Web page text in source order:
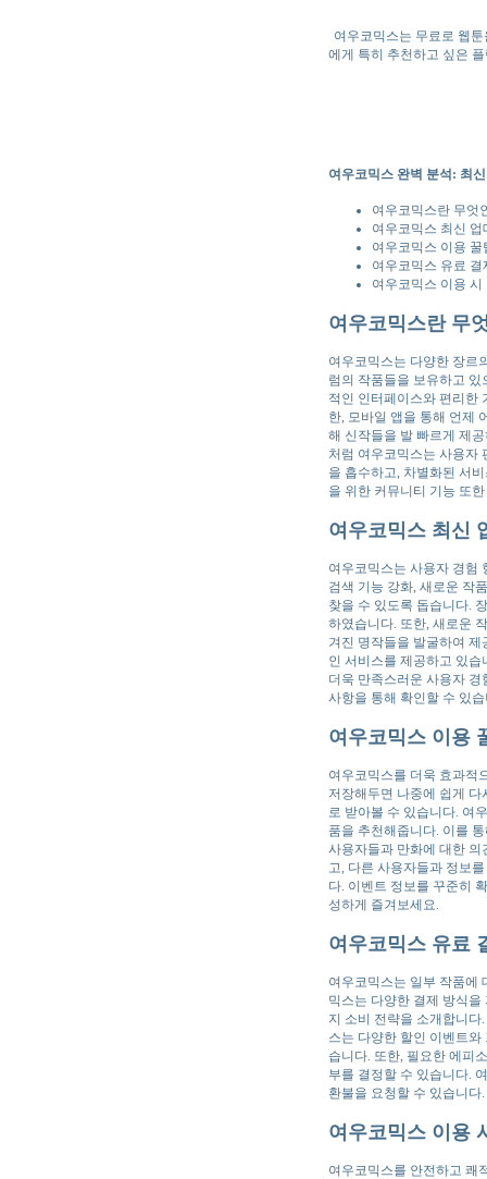
여우코믹스는 무료로 웹
에게 특히 추천하고 싶은
여우코믹스 완벽 분석: 최
여우코믹스란 무엇
여우코믹스 최신
여우코믹스 이용
여우코믹스 유료
여우코믹스 이용
여우코믹스란 무
여우코믹스는 다양한 장르
럼의 작품들을 보유하고
적인 인터페이스와 편리한
한, 모바일 앱을 통해 언제
해 신작들을 발 빠르게 제
처럼 여우코믹스는 사용자
을 흡수하고, 차별화된 서
을 위한 커뮤니티 기능 또
여우코믹스 최신
여우코믹스는 사용자 경험
검색 기능 강화, 새로운 작
찾을 수 있도록 돕습니다.
하였습니다. 또한, 새로운
겨진 명작들을 발굴하여
인 서비스를 제공하고 있
더욱 만족스러운 사용자
사항을 통해 확인할 수 있
여우코믹스 이용
여우코믹스를 더욱 효과적
저장해두면 나중에 쉽게
로 받아볼 수 있습니다. 여
품을 추천해줍니다. 이를
사용자들과 만화에 대한
고, 다른 사용자들과 정보
다. 이벤트 정보를 꾸준히
성하게 즐겨보세요.
여우코믹스 유료
여우코믹스는 일부 작품에
믹스는 다양한 결제 방식
지 소비 전략을 소개합니
스는 다양한 할인 이벤트
습니다. 또한, 필요한 에피
부를 결정할 수 있습니다.
환불을 요청할 수 있습니
여우코믹스 이용
여우코믹스를 안전하고 쾌